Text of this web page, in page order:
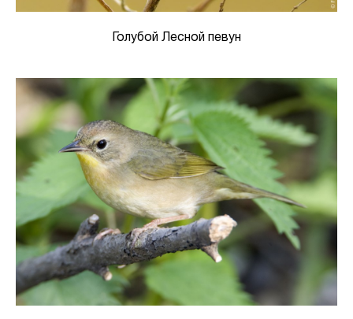
Голубой Лесной певун